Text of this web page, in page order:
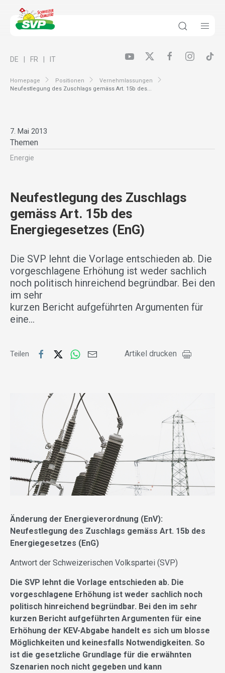
Homepage Positionen
Vernehmlassungen
Neufestlegung des Zuschlags gemäss Art. 15b des...
DE FR IT
7. Mai 2013
Themen
Energie
Neufestlegung des Zuschlags
gemäss Art. 15b des
Energiegesetzes (EnG)
Die SVP lehnt die Vorlage entschieden ab. Die
vorgeschlagene Erhöhung ist weder sachlich
noch politisch hinreichend begründbar. Bei den
im sehr
kurzen Bericht aufgeführten Argumenten für
eine…
Teilen Artikel drucken
Änderung der Energieverordnung (EnV):
Neufestlegung des Zuschlags gemäss Art. 15b des
Energiegesetzes (EnG)
Antwort der Schweizerischen Volkspartei (SVP)
Die SVP lehnt die Vorlage entschieden ab. Die
vorgeschlagene Erhöhung ist weder sachlich noch
politisch hinreichend begründbar. Bei den im sehr
kurzen Bericht aufgeführten Argumenten für eine
Erhöhung der KEV-Abgabe handelt es sich um blosse
Möglichkeiten und keinesfalls Notwendigkeiten. So
ist die gesetzliche Grundlage für die erwähnten
Szenarien noch nicht gegeben und kann